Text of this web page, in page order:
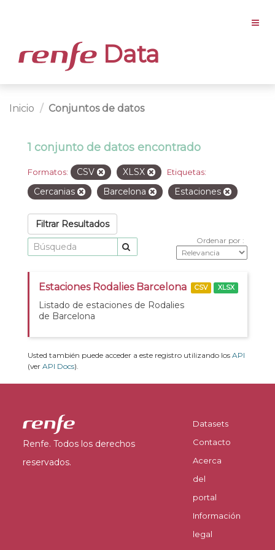
Data
Inicio Conjuntos de datos
1 conjunto de datos encontrado
Formatos: CSV XLSX Etiquetas:
Cercanias Barcelona Estaciones
Filtrar Resultados
Ordenar por
Estaciones Rodalies Barcelona
Listado de estaciones de Rodalies
de Barcelona
CSV XLSX
Usted también puede acceder a este registro utilizando los API
(ver API Docs).
Renfe. Todos los derechos
reservados.
Datasets
Contacto
Acerca
del
portal
Información
legal